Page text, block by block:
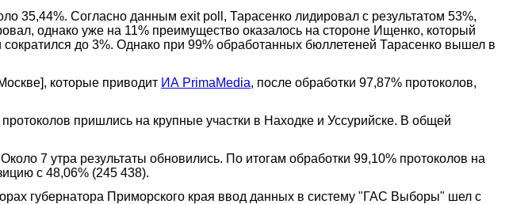
35,44%. Согласно данным exit poll, Тарасенко лидировал с результатом 53%,
однако уже на 11% преимущество оказалось на стороне Ищенко, который
до 3%. Однако при 99% обработанных бюллетеней Тарасенко вышел в
которые приводит ИА PrimaMedia, после обработки 97,87% протоколов,
пришлись на крупные участки в Находке и Уссурийске. В общей
7 утра результаты обновились. По итогам обработки 99,10% протоколов на
с 48,06% (245 438).
губернатора Приморского края ввод данных в систему "ГАС Выборы" шел с